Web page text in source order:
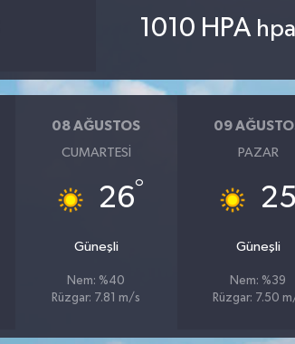
1010 HPA hpa
08 AĞUSTOS
CUMARTESI
26°
Güneşli
Nem: %40
Rüzgar: 7.81 m/s
09
PAZAR
25
Güneşli
Nem: %39
Rüzgar: 7.50